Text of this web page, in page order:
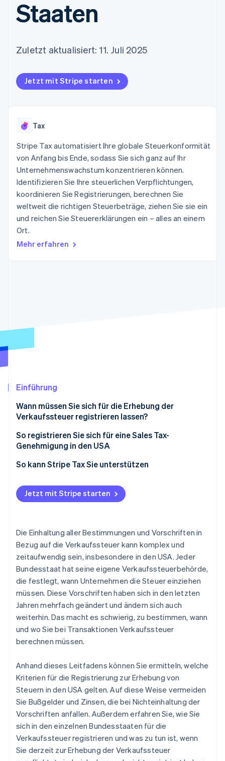
Zugriff auf mehr als
125
Authorization
Autorisierungsraten
Link
Bezahlvorgang
Connections
Verbundene
Finanzdaten
Mehr
Product roadmap
Ausblick
Radar
Betrugsprävention
Atlas
Geldmanagement
Plattformen
SaaS
KI-Unternehmen
Gaming
Medien und
Unterhaltung
Gemeinnützige
Organisationen
Fachdienstleistungen
Öffentlicher Sektor
Einzelhandel
Stripe App-Marktplatz
Marktplatz auf
Grundlagen der
Abonnementverwaltung
nutzungsbasierte
Karten ausgeben: So
geht´s
Verwaltung von
Ressourcen
App-Integrationen
Code-Beispiele
Entwickler-Blog
API-Status
Produkt-Roadmap
Stripe Sessions
Stripe Press
Kontakt
Sales-Team
Staaten
Zuletzt aktualisiert: 11. Juli 2025
Jetzt mit Stripe starten
Tax
Stripe Tax automatisiert Ihre globale Steuerkonformität
von Anfang bis Ende, sodass Sie sich ganz auf Ihr
Unternehmenswachstum konzentrieren können.
Identifizieren Sie Ihre steuerlichen Verpflichtungen,
koordinieren Sie Registrierungen, berechnen Sie
weltweit die richtigen Steuerbeträge, ziehen Sie sie ein
und reichen Sie Steuererklärungen ein – alles an einem
Ort.
Mehr erfahren
Einführung
Wann müssen Sie sich für die Erhebung der
Verkaufssteuer registrieren lassen?
Unterschiedliche wirtschaftliche Schwellenwerte in
Kalifornien und Georgia
So registrieren Sie sich für eine Sales Tax-
Genehmigung in den USA
So kann Stripe Tax Sie unterstützen
Jetzt mit Stripe starten
Die Einhaltung aller Bestimmungen und Vorschriften in
Bezug auf die Verkaufssteuer kann komplex und
zeitaufwendig sein, insbesondere in den USA. Jeder
Bundesstaat hat seine eigene Verkaufssteuerbehörde,
die festlegt, wann Unternehmen die Steuer einziehen
müssen. Diese Vorschriften haben sich in den letzten
Jahren mehrfach geändert und ändern sich auch
weiterhin. Das macht es schwierig, zu bestimmen, wann
und wo Sie bei Transaktionen Verkaufssteuer
berechnen müssen.
Anhand dieses Leitfadens können Sie ermitteln, welche
Kriterien für die Registrierung zur Erhebung von
Steuern in den USA gelten. Auf diese Weise vermeiden
Sie Bußgelder und Zinsen, die bei Nichteinhaltung der
Vorschriften anfallen. Außerdem erfahren Sie, wie Sie
sich in den einzelnen Bundesstaaten für die
Verkaufssteuer registrieren und was zu tun ist, wenn
Sie derzeit zur Erhebung der Verkaufssteuer